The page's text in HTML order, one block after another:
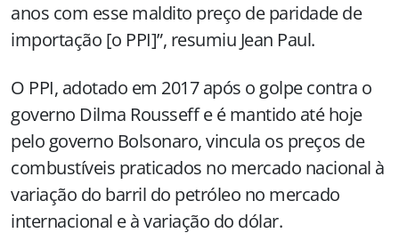
anos com esse maldito preço de paridade de
importação [o PPI]”, resumiu Jean Paul.
O PPI, adotado em 2017 após o golpe contra o
governo Dilma Rousseff e é mantido até hoje
pelo governo Bolsonaro, vincula os preços de
combustíveis praticados no mercado nacional à
variação do barril do petróleo no mercado
internacional e à variação do dólar.